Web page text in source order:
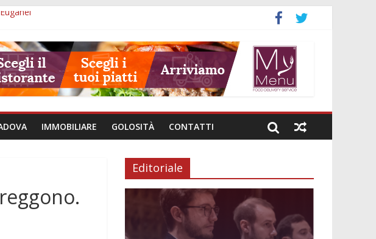
e IA nei Comuni
agosto
IMMOBILIARE GOLOSITÀ CONTATTI
Editoriale